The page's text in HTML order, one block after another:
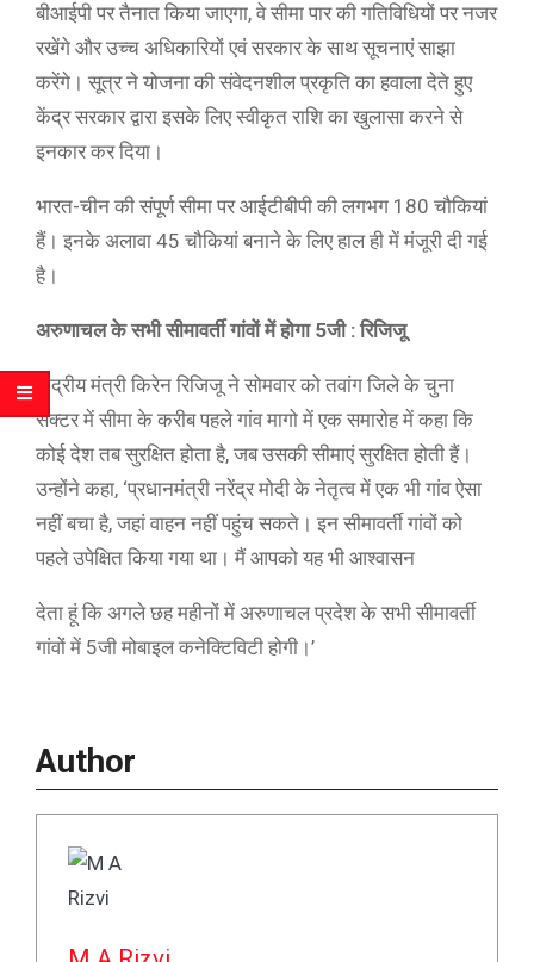
बीआईपी पर तैनात किया जाएगा, वे सीमा पार की गतिविधियों पर नजर
रखेंगे और उच्च अधिकारियों एवं सरकार के साथ सूचनाएं साझा
करेंगे। सूत्र ने योजना की संवेदनशील प्रकृति का हवाला देते हुए
केंद्र सरकार द्वारा इसके लिए स्वीकृत राशि का खुलासा करने से
इनकार कर दिया।
भारत-चीन की संपूर्ण सीमा पर आईटीबीपी की लगभग 180 चौकियां
हैं। इनके अलावा 45 चौकियां बनाने के लिए हाल ही में मंजूरी दी गई
है।
अरुणाचल के सभी सीमावर्ती गांवों में होगा 5जी : रिजिजू
केंद्रीय मंत्री किरेन रिजिजू ने सोमवार को तवांग जिले के चुना
सेक्टर में सीमा के करीब पहले गांव मागो में एक समारोह में कहा कि
कोई देश तब सुरक्षित होता है, जब उसकी सीमाएं सुरक्षित होती हैं।
उन्होंने कहा, ‘प्रधानमंत्री नरेंद्र मोदी के नेतृत्व में एक भी गांव ऐसा
नहीं बचा है, जहां वाहन नहीं पहुंच सकते। इन सीमावर्ती गांवों को
पहले उपेक्षित किया गया था। मैं आपको यह भी आश्वासन
देता हूं कि अगले छह महीनों में अरुणाचल प्रदेश के सभी सीमावर्ती
गांवों में 5जी मोबाइल कनेक्टिविटी होगी।’
Author